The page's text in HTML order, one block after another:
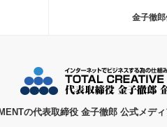
金子徹
の代表取締役 金子徹郎 公式メデ